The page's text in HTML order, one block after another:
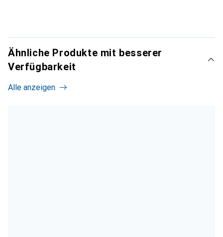
Ähnliche Produkte mit besserer
Verfügbarkeit
Alle anzeigen